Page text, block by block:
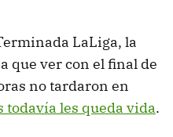
LaLiga, la
que ver con el final de
no tardaron en
todavía les queda vida.